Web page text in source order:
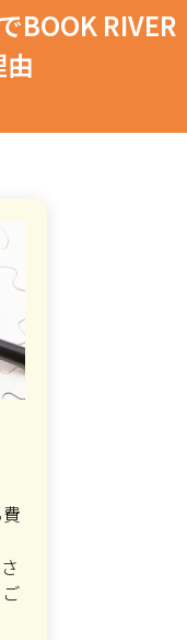
BOOK RIVER